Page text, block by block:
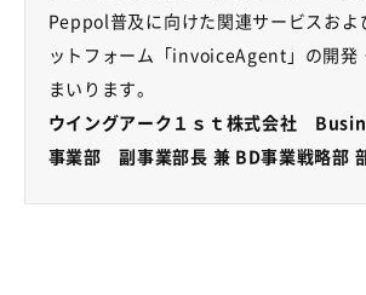
Peppol普及に向けた関連サービスおよ
ットフォーム「invoiceAgent 」の開発
まいります。
ウイングアーク１ｓｔ株式会社
事業部副事業部長 兼 BD事業戦略部